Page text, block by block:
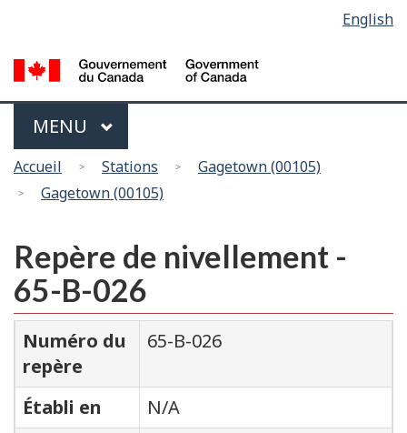
main
content
la
version
HTML
la
langue
English
Menu
MAIN
MENU
Vous
êtes
Accueil Stations
Gagetown (00105)
Gagetown (00105)
Repère de nivellement -
65-B-026
Numéro du
repère
65-B-026
Établi en
N/A